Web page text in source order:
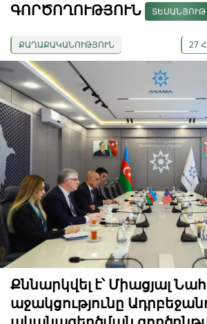
ԳՈՐԾՈՂՈՒԹՅՈՒՆ
ՏԵՍԱՆՅՈՒԹ
ՔԱՂԱՔԱԿԱՆՈՒԹՅՈՒՆ 27
Քննարկվել է՝ Միացյալ
աջակցությունը